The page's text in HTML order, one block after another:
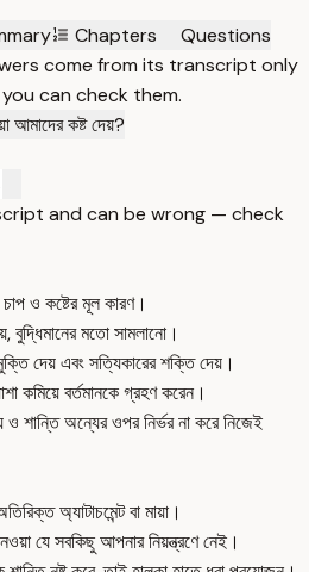
Chapters
Questions
come from its transcript only
can check them.
আমাদের কষ্ট দেয়?
and can be wrong — check
চাপ ও কষ্টের মূল কারণ।
বুদ্ধিমানের মতো সামলানো।
দেয় এবং সত্যিকারের শক্তি দেয়।
কমিয়ে বর্তমানকে গ্রহণ করেন।
ও শান্তি অন্যের ওপর নির্ভর না করে নিজেই
অ্যাটাচমেন্ট বা মায়া।
যে সবকিছু আপনার নিয়ন্ত্রণে নেই।